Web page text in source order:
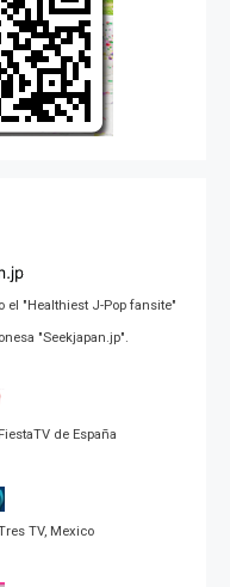
el "Healthiest J-Pop fansite"
"Seekjapan.jp".
de España
TV, Mexico